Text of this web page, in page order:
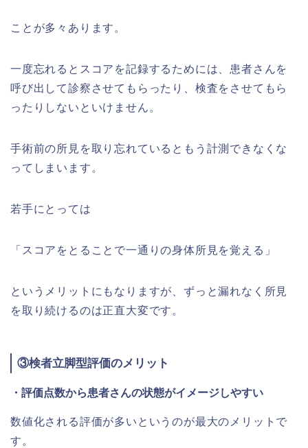
ことが多々あります。
一度忘れるとスコアを記録するためには、患者さんを
呼び出して診察させてもらったり、検査をさせてもら
ったりしないといけません。
手術前の所見を取り忘れているともう計測できなくな
ってしまいます。
若手にとっては
「スコアをとることで一通りの身体所見を覚える」
というメリットにもなりますが、ずっと漏れなく所見
を取り続けるのは正直大変です。
③検者立脚型評価のメリット
・評価点数から患者さんの状態がイメージしやすい
数値化される評価が多いというのが最大のメリットで
す。